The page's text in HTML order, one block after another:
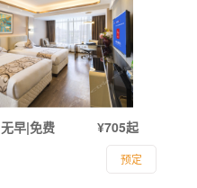
¥705起
无早|免费
预定